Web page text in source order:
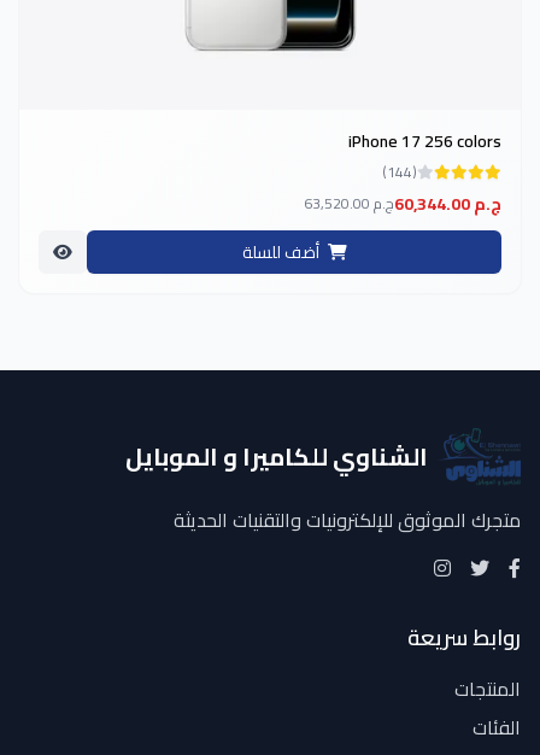
iPhone 17 256 colors
(144)
60,344.00 ج.م 63,520.00 ج.م
أضف للسلة
الشناوي للكاميرا و الموبايل
متجرك الموثوق للإلكترونيات والتقنيات الحديثة
روابط سريعة
المنتجات
الفئات